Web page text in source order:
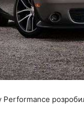
Performance